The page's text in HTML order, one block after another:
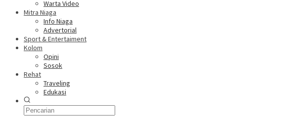
Warta Video
Mitra Niaga
Info Niaga
Advertorial
Sport & Entertaiment
Kolom
Opini
Sosok
Rehat
Traveling
Edukasi